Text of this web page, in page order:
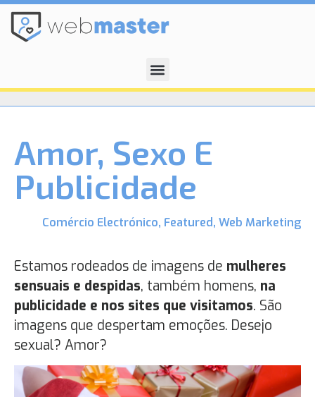
Amor, Sexo E
Publicidade
Comércio Electrónico, Featured, Web Marketing
Estamos rodeados de imagens de mulheres
sensuais e despidas, também homens, na
publicidade e nos sites que visitamos. São
imagens que despertam emoções. Desejo
sexual? Amor?